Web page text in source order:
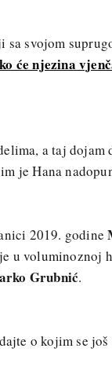
sa svojom
će njezina
a taj dojam
je Hana
2019. godine
u
Grubnić.
o kojim se